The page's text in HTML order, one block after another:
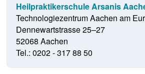
Heilpraktikerschule Arsanis
Technologiezentrum Aachen am
Dennewartstrasse 25–27
52068 Aachen
Tel.: 0202 - 317 88 50